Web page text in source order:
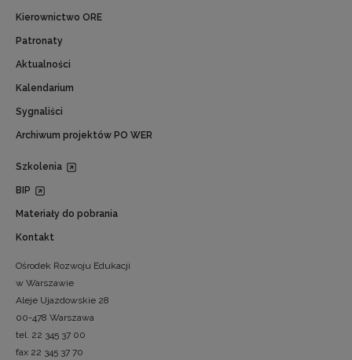
Kierownictwo ORE
Patronaty
Aktualności
Kalendarium
Sygnaliści
Archiwum projektów PO WER
Szkolenia
BIP
Materiały do pobrania
Kontakt
Ośrodek Rozwoju Edukacji
w Warszawie
Aleje Ujazdowskie 28
00-478 Warszawa
tel. 22 345 37 00
fax 22 345 37 70